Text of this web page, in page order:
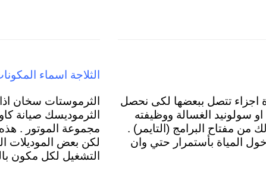
الثلاجة اسماء
الثرموستات سخان
الثرموديسك صيانة
مجموعة الموتور .
لكن بعض الموديلات
التشغيل لكل مكون
اجزاء تتصل ببعضها لكى نحصل
او سولونيد الغسالة ووظيفته
من مفتاح البرامج (التايمر) .
المياة بأستمرار حتي وان